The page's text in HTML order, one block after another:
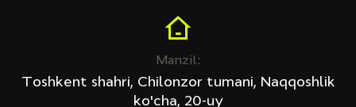
Manzil:
Toshkent shahri, Chilonzor tumani, Naqqoshlik
ko'cha, 20-uy